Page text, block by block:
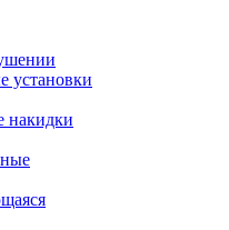
установки
накидки